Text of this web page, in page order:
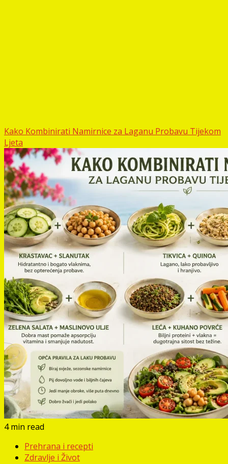
Kako Kombinirati Namirnice za Laganu Probavu Tijekom
Ljeta
4 min read
Prehrana i recepti
Zdravlje i Život